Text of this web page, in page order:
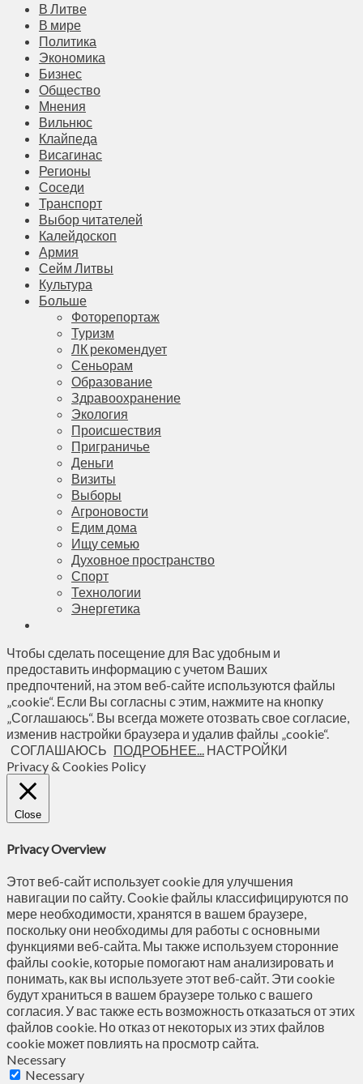
В Литве
В мире
Политика
Экономика
Бизнес
Общество
Мнения
Вильнюс
Клайпеда
Висагинас
Регионы
Соседи
Транспорт
Выбор читателей
Калейдоскоп
Армия
Сейм Литвы
Культура
Больше
Фоторепортаж
Туризм
ЛК рекомендует
Сеньорам
Образование
Здравоохранение
Экология
Происшествия
Приграничье
Деньги
Визиты
Выборы
Агроновости
Едим дома
Ищу семью
Духовное пространство
Спорт
Технологии
Энергетика
Чтобы сделать посещение для Вас удобным и
предоставить информацию с учетом Ваших
предпочтений, на этом веб-сайте используются файлы
„cookie“. Если Вы согласны с этим, нажмите на кнопку
„Соглашаюсь“. Вы всегда можете отозвать свое согласие,
изменив настройки браузера и удалив файлы „cookie“.
СОГЛАШАЮСЬ ПОДРОБНЕЕ... НАСТРОЙКИ
Privacy & Cookies Policy
Close
Privacy Overview
Этот веб-сайт использует cookie для улучшения
навигации по сайту. Сookie файлы классифицируются по
мере необходимости, хранятся в вашем браузере,
поскольку они необходимы для работы с основными
функциями веб-сайта. Мы также используем сторонние
файлы cookie, которые помогают нам анализировать и
понимать, как вы используете этот веб-сайт. Эти cookie
будут храниться в вашем браузере только с вашего
согласия. У вас также есть возможность отказаться от этих
файлов cookie. Но отказ от некоторых из этих файлов
cookie может повлиять на просмотр сайта.
Necessary
Necessary